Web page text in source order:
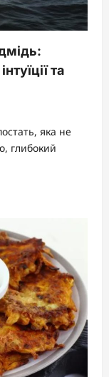
та
яка не
глибокий